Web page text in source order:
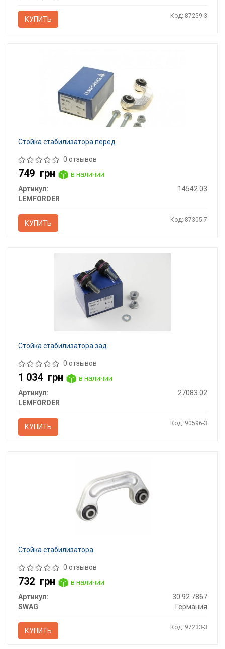
КУПИТЬ Код: 87259-3
Стойка стабилизатора перед.
0 отзывов
749 грн
в наличии
Артикул:
14542 03
LEMFORDER
КУПИТЬ Код: 87305-7
Стойка стабилизатора зад.
0 отзывов
1 034 грн
в наличии
Артикул:
27083 02
LEMFORDER
КУПИТЬ Код: 90596-3
Стойка стабилизатора
0 отзывов
732 грн
в наличии
Артикул:
30 92 7867
SWAG
Германия
КУПИТЬ Код: 97233-3